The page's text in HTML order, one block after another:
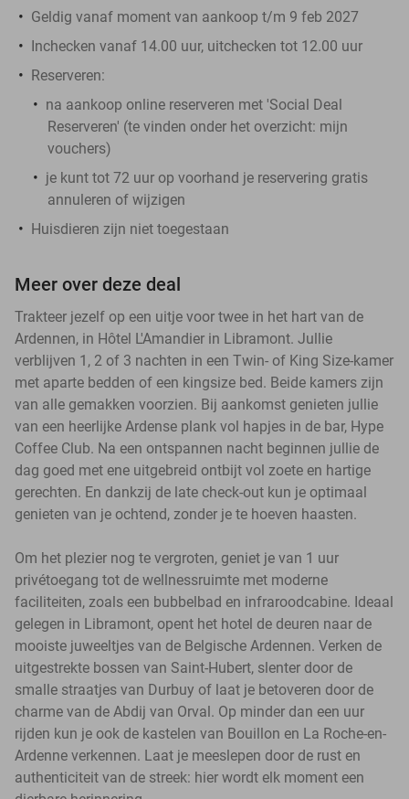
Geldig vanaf moment van aankoop t/m 9 feb 2027
Inchecken vanaf 14.00 uur, uitchecken tot 12.00 uur
Reserveren:
na aankoop online reserveren met 'Social Deal
Reserveren' (te vinden onder het overzicht: mijn
vouchers)
je kunt tot 72 uur op voorhand je reservering gratis
annuleren of wijzigen
Huisdieren zijn niet toegestaan
Meer over deze deal
Trakteer jezelf op een uitje voor twee in het hart van de
Ardennen, in Hôtel L'Amandier in Libramont. Jullie
verblijven 1, 2 of 3 nachten in een Twin- of King Size-kamer
met aparte bedden of een kingsize bed. Beide kamers zijn
van alle gemakken voorzien. Bij aankomst genieten jullie
van een heerlijke Ardense plank vol hapjes in de bar, Hype
Coffee Club. Na een ontspannen nacht beginnen jullie de
dag goed met ene uitgebreid ontbijt vol zoete en hartige
gerechten. En dankzij de late check-out kun je optimaal
genieten van je ochtend, zonder je te hoeven haasten.
Om het plezier nog te vergroten, geniet je van 1 uur
privétoegang tot de wellnessruimte met moderne
faciliteiten, zoals een bubbelbad en infraroodcabine. Ideaal
gelegen in Libramont, opent het hotel de deuren naar de
mooiste juweeltjes van de Belgische Ardennen. Verken de
uitgestrekte bossen van Saint-Hubert, slenter door de
smalle straatjes van Durbuy of laat je betoveren door de
charme van de Abdij van Orval. Op minder dan een uur
rijden kun je ook de kastelen van Bouillon en La Roche-en-
Ardenne verkennen. Laat je meeslepen door de rust en
authenticiteit van de streek: hier wordt elk moment een